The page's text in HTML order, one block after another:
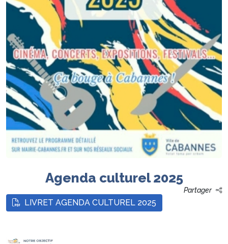
Agenda culturel 2025
Partager
LIVRET AGENDA CULTUREL 2025